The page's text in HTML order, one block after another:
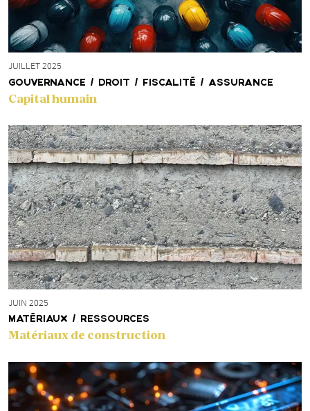
JUILLET 2025
GOUVERNANCE / DROIT / FISCALITÉ / ASSURANCE
Capital humain
JUIN 2025
MATÉRIAUX / RESSOURCES
Matériaux de construction